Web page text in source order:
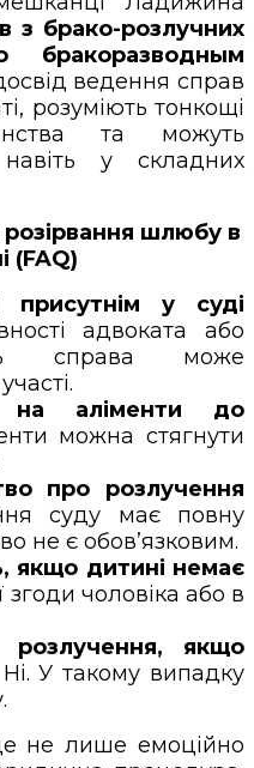
з брако-розлучних
бракоразводным
ведення справ
розуміють тонкощі
та можуть
у складних
шлюбу в
(FAQ)
присутнім у суді
адвоката або
справа може
аліменти до
можна стягнути
про розлучення
суду має повну
не є обов’язковим.
якщо дитині немає
чоловіка або в
якщо
Ні. У такому випадку
не лише емоційно